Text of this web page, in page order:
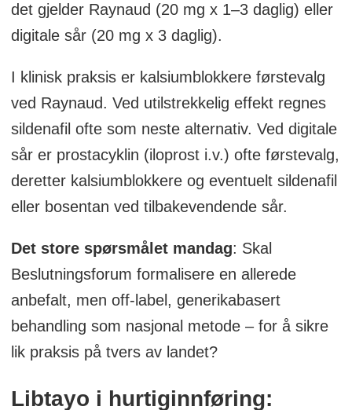
det gjelder Raynaud (20 mg x 1–3 daglig) eller
digitale sår (20 mg x 3 daglig).
I klinisk praksis er kalsiumblokkere førstevalg
ved Raynaud. Ved utilstrekkelig effekt regnes
sildenafil ofte som neste alternativ. Ved digitale
sår er prostacyklin (iloprost i.v.) ofte førstevalg,
deretter kalsiumblokkere og eventuelt sildenafil
eller bosentan ved tilbakevendende sår.
Det store spørsmålet mandag: Skal
Beslutningsforum formalisere en allerede
anbefalt, men off-label, generikabasert
behandling som nasjonal metode – for å sikre
lik praksis på tvers av landet?
Libtayo i hurtiginnføring: